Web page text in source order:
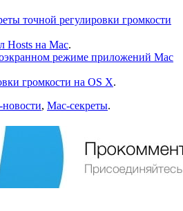
точной регулировки громкости
Hosts на Mac.
режиме приложений Mac
громкости на OS X.
, Mac-секреты.